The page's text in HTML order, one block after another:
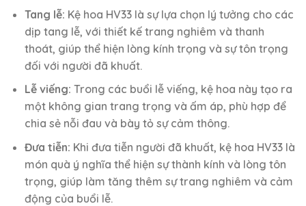
Tang lễ: Kệ hoa HV33 là sự lựa chọn lý tưởng cho các
dịp tang lễ, với thiết kế trang nghiêm và thanh
thoát, giúp thể hiện lòng kính trọng và sự tôn trọng
đối với người đã khuất.
Lễ viếng: Trong các buổi lễ viếng, kệ hoa này tạo ra
một không gian trang trọng và ấm áp, phù hợp để
chia sẻ nỗi đau và bày tỏ sự cảm thông.
Đưa tiễn: Khi đưa tiễn người đã khuất, kệ hoa HV33 là
món quà ý nghĩa thể hiện sự thành kính và lòng tôn
trọng, giúp làm tăng thêm sự trang nghiêm và cảm
động của buổi lễ.